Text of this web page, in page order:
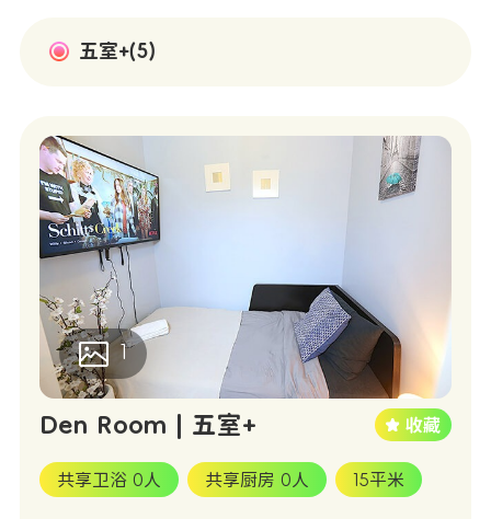
五室+(5)
1
Den Room | 五室+
共享卫浴 0人 共享厨房 0人 15平米